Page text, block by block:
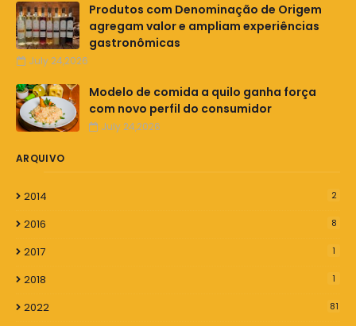
Produtos com Denominação de Origem
agregam valor e ampliam experiências
gastronômicas
July 24,2026
Modelo de comida a quilo ganha força
com novo perfil do consumidor
July 24,2026
ARQUIVO
2014 2
2016 8
2017 1
2018 1
2022 81